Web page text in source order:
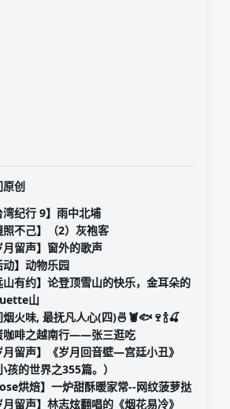
原创
湾纪行 9】雨中北埔
照不己】（2）灰袍客
月留声】窗外的歌声
动】动物乐园
山有约】论登顶雪山的快乐，金耳朵的
山
烟火味, 最抚凡人心(四)🍜🦞🐟🍷🍾🍒
咖啡之越南行——张三逛吃
月留声】《岁月回音壁—宫廷小丑》
孩的世界之355篇。）
烘焙】一炉甜酥暖家常--网纹菠萝挞
月留声】林志炫翻唱的《烟花易冷》